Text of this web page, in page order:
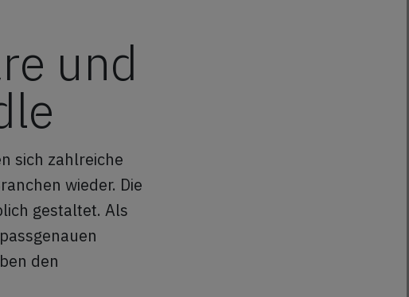
und
sich zahlreiche
wieder. Die
gestaltet. Als
den